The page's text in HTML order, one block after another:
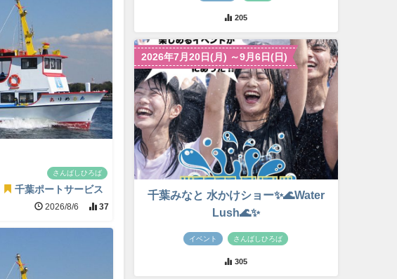
さんばしひろば
千葉ポートサービス
2026/8/6 37
205
2026年7月20日(月) ～9月6日(日)
千葉みなと 水かけショー✨🌊Water
Lush🌊✨
イベント さんばしひろば
305